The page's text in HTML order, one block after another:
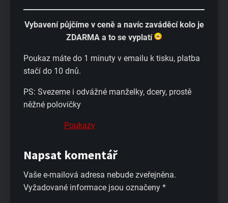
Vybavení půjčíme v ceně a navíc zaváděcí kolo je
ZDARMA a to se vyplatí
Poukaz máte do 1 minuty v emailu k tisku, platba
stačí do 10 dnů.
PS: Svezeme i odvážné manželky, dcery, prostě
něžné polovičky
Poukazy
Napsat komentář
Vaše e-mailová adresa nebude zveřejněna.
Vyžadované informace jsou označeny *